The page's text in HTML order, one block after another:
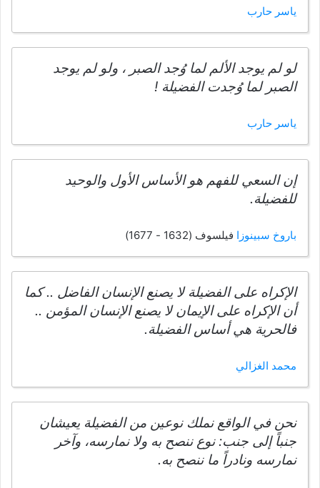
ياسر حارب
لو لم يوجد الألم لما وُجد الصبر ، ولو لم يوجد
الصبر لما وُجدت الفضيلة !
ياسر حارب
إن السعي للفهم هو الأساس الأول والوحيد
للفضيلة.
باروخ سبينوزا فيلسوف (1632 - 1677)
الإكراه على الفضيلة لا يصنع الإنسان الفاضل .. كما
أن الإكراه على الإيمان لا يصنع الإنسان المؤمن ..
فالحرية هي أساس الفضيلة.
محمد الغزالي
نحن في الواقع نملك نوعين من الفضيلة يعيشان
جنباً إلى جنب: نوع ننصح به ولا نمارسه، وآخر
نمارسه ونادراً ما ننصح به.